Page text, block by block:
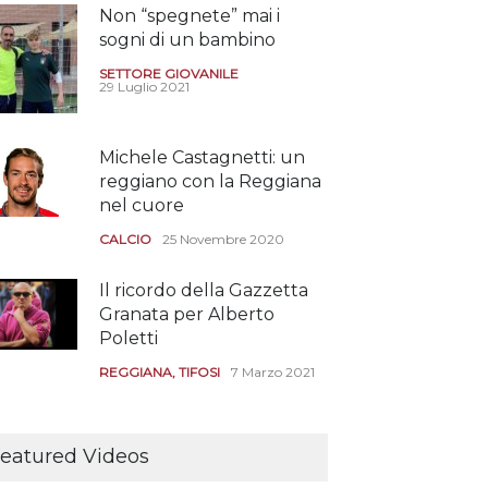
Non “spegnete” mai i
sogni di un bambino
SETTORE GIOVANILE
29 Luglio 2021
Michele Castagnetti: un
reggiano con la Reggiana
nel cuore
CALCIO 25 Novembre 2020
Il ricordo della Gazzetta
Granata per Alberto
Poletti
REGGIANA, TIFOSI 7 Marzo 2021
assistere agli allenamenti
Videos